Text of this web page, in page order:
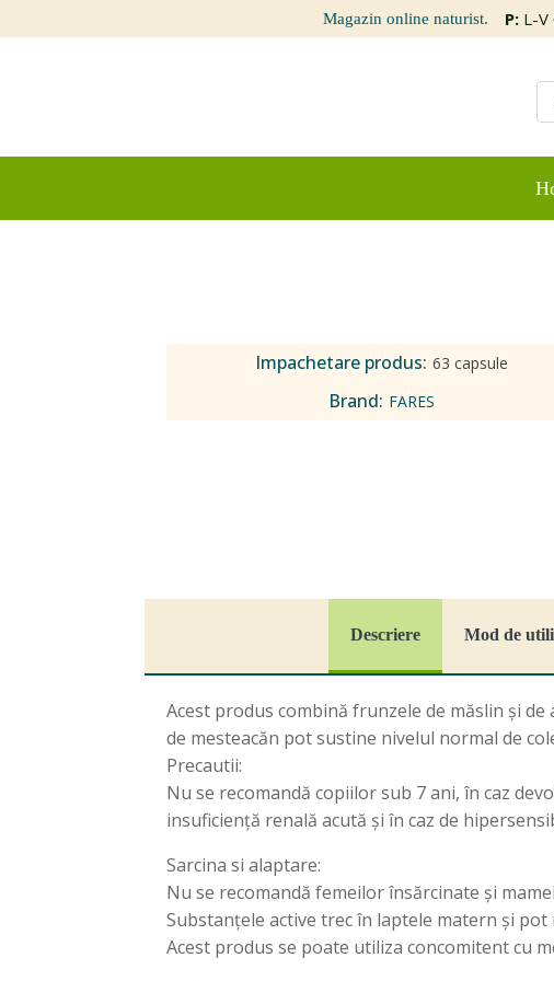
Magazin online naturist. P:L-V
Impachetare produs: 63 capsule
Brand: FARES
Descriere Mod de
Acest produs combină frunzele de măslin și
de mesteacăn pot sustine nivelul normal de
Precautii:
Nu se recomandă copiilor sub 7 ani, în caz
insuficienţă renală acută şi în caz de
Sarcina si alaptare:
Nu se recomandă femeilor însărcinate şi
Substanţele active trec în laptele matern şi pot
Acest produs se poate utiliza concomitent cu